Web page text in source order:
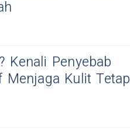
Kenali Penyebab
Menjaga Kulit Tetap